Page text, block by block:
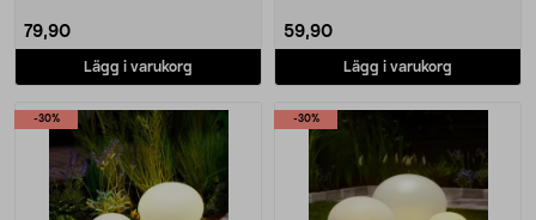
79,90
Lägg i varukorg
59,90
Lägg i varukorg
-30% -30%